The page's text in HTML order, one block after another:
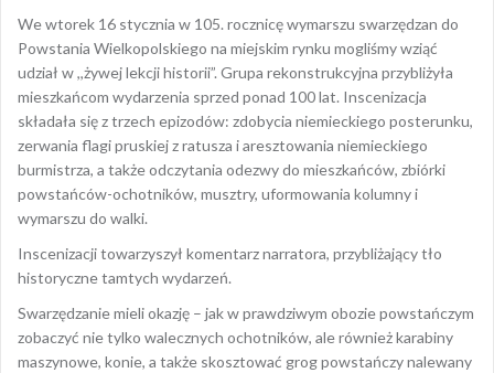
We wtorek 16 stycznia w 105. rocznicę wymarszu swarzędzan do
Powstania Wielkopolskiego na miejskim rynku mogliśmy wziąć
udział w ,,żywej lekcji historii”. Grupa rekonstrukcyjna przybliżyła
mieszkańcom wydarzenia sprzed ponad 100 lat. Inscenizacja
składała się z trzech epizodów: zdobycia niemieckiego posterunku,
zerwania flagi pruskiej z ratusza i aresztowania niemieckiego
burmistrza, a także odczytania odezwy do mieszkańców, zbiórki
powstańców-ochotników, musztry, uformowania kolumny i
wymarszu do walki.
Inscenizacji towarzyszył komentarz narratora, przybliżający tło
historyczne tamtych wydarzeń.
Swarzędzanie mieli okazję – jak w prawdziwym obozie powstańczym
zobaczyć nie tylko walecznych ochotników, ale również karabiny
maszynowe, konie, a także skosztować grog powstańczy nalewany